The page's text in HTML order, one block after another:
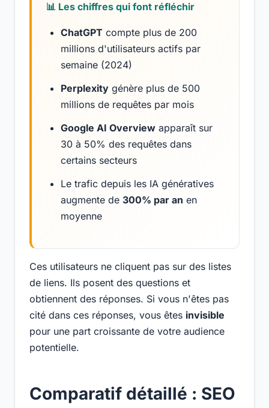
📊 Les chiffres qui font réfléchir
ChatGPT compte plus de 200
millions d'utilisateurs actifs par
semaine (2024)
Perplexity génère plus de 500
millions de requêtes par mois
Google AI Overview apparaît sur
30 à 50% des requêtes dans
certains secteurs
Le trafic depuis les IA génératives
augmente de 300% par an en
moyenne
Ces utilisateurs ne cliquent pas sur des listes
de liens. Ils posent des questions et
obtiennent des réponses. Si vous n'êtes pas
cité dans ces réponses, vous êtes invisible
pour une part croissante de votre audience
potentielle.
Comparatif détaillé : SEO